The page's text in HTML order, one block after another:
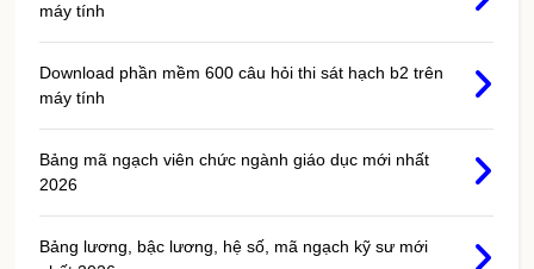
máy tính
Download phần mềm 600 câu hỏi thi sát hạch b2 trên
máy tính
Bảng mã ngạch viên chức ngành giáo dục mới nhất
2026
Bảng lương, bậc lương, hệ số, mã ngạch kỹ sư mới